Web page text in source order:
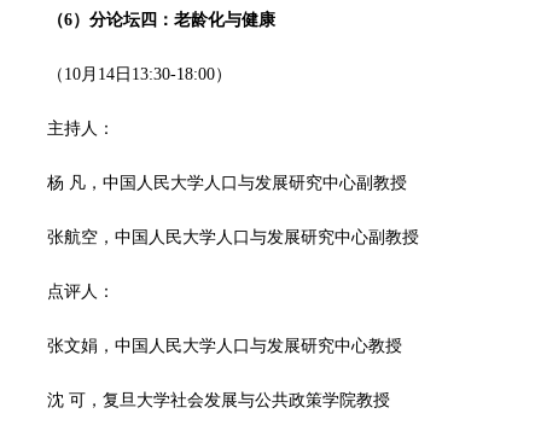
（6）分论坛四：老龄化与健康
（10月14日13:30-18:00）
主持人：
杨 凡，中国人民大学人口与发展研究中心副教授
张航空，中国人民大学人口与发展研究中心副教授
点评人：
张文娟，中国人民大学人口与发展研究中心教授
沈 可，复旦大学社会发展与公共政策学院教授